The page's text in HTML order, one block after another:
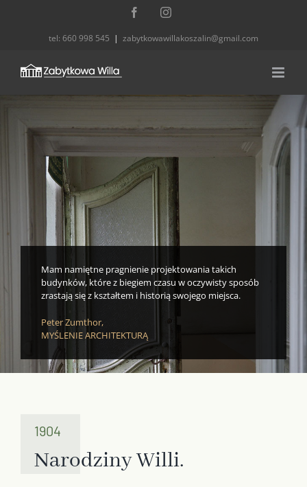
zawartości
FacebookInstagram
tel: 660 998 545 | zabytkowawillakoszalin@gmail.com
Mam namiętne pragnienie projektowania takich
budynków, które z biegiem czasu w oczywisty sposób
zrastają się z kształtem i historią swojego miejsca.
Peter Zumthor,
MYŚLENIE ARCHITEKTURĄ
1904
Narodziny Willi.